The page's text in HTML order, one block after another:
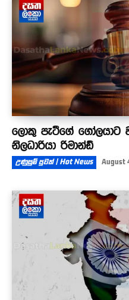
ලොකු පැටීගේ ගෝලයාට
නිලධාරියා රිමාන්ඩ්
උණුසුම් පුවත් | Hot News August